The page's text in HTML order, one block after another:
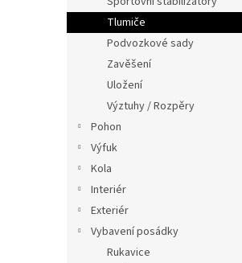
a
n
Tlumiče
Podvozkové sady
Zavěšení
Uložení
Výztuhy / Rozpěry
Pohon
Výfuk
Kola
Interiér
Exteriér
Vybavení posádky
Rukavice